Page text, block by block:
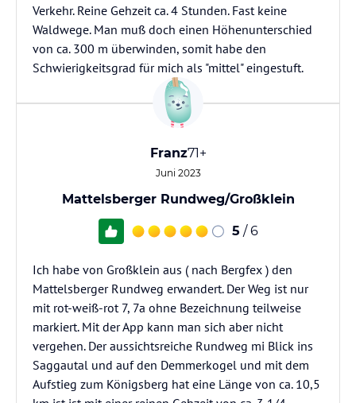
Verkehr. Reine Gehzeit ca. 4 Stunden. Fast keine
Waldwege. Man muß doch einen Höhenunterschied
von ca. 300 m überwinden, somit habe den
Schwierigkeitsgrad für mich als "mittel" eingestuft.
Franz71+
Juni 2023
Mattelsberger Rundweg/Großklein
5 / 6
Ich habe von Großklein aus ( nach Bergfex ) den
Mattelsberger Rundweg erwandert. Der Weg ist nur
mit rot-weiß-rot 7, 7a ohne Bezeichnung teilweise
markiert. Mit der App kann man sich aber nicht
vergehen. Der aussichtsreiche Rundweg mi Blick ins
Saggautal und auf den Demmerkogel und mit dem
Aufstieg zum Königsberg hat eine Länge von ca. 10,5